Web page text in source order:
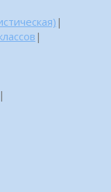
|
|
|